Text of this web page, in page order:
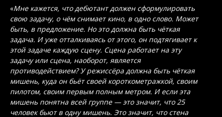
«Мне кажется, что дебютант должен сформулировать
свою задачу, о чём снимает кино, в одно слово. Может
быть, в предложение. Но это должна быть чёткая
задача. И уже отталкиваясь от этого, он подтягивает к
этой задаче каждую сцену. Сцена работает на эту
задачу или сцена, наоборот, является
противодействием? У режиссёра должна быть чёткая
мишень, куда он бьёт своей короткометражкой, своим
пилотом, своим первым полным метром. И если эта
мишень понятна всей группе — это значит, что 25
человек бьют в одну мишень. Это значит, что стена